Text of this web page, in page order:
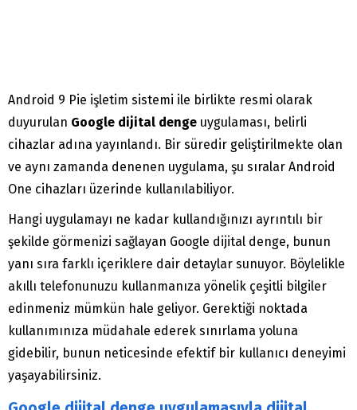
Android 9 Pie işletim sistemi ile birlikte resmi olarak
duyurulan Google dijital denge uygulaması, belirli
cihazlar adına yayınlandı. Bir süredir geliştirilmekte olan
ve aynı zamanda denenen uygulama, şu sıralar Android
One cihazları üzerinde kullanılabiliyor.
Hangi uygulamayı ne kadar kullandığınızı ayrıntılı bir
şekilde görmenizi sağlayan Google dijital denge, bunun
yanı sıra farklı içeriklere dair detaylar sunuyor. Böylelikle
akıllı telefonunuzu kullanmanıza yönelik çeşitli bilgiler
edinmeniz mümkün hale geliyor. Gerektiği noktada
kullanımınıza müdahale ederek sınırlama yoluna
gidebilir, bunun neticesinde efektif bir kullanıcı deneyimi
yaşayabilirsiniz.